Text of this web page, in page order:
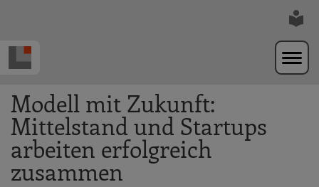
Modell mit Zukunft:
Mittelstand und Startups
arbeiten erfolgreich
zusammen